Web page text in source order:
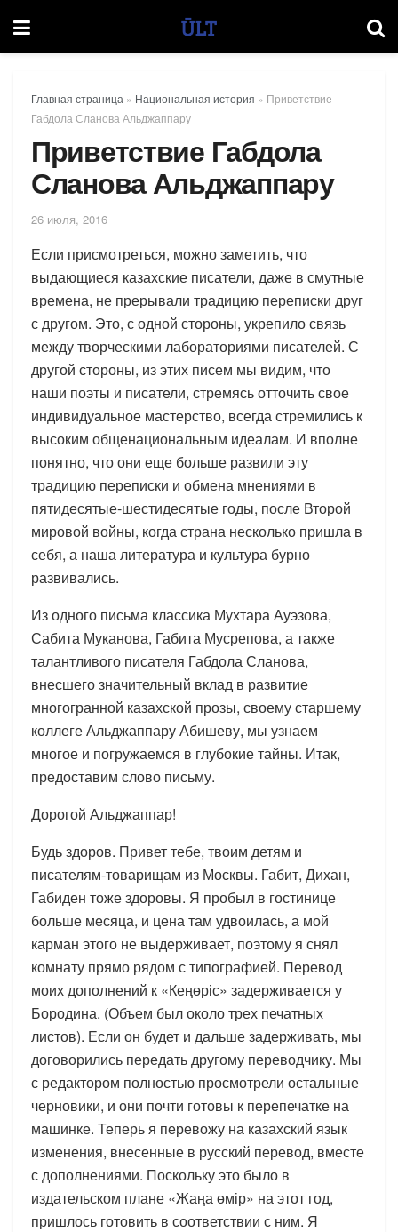
Главная страница » Национальная история » Приветствие
Габдола Сланова Альджаппару
Приветствие Габдола
Сланова Альджаппару
26 июля, 2016
Если присмотреться, можно заметить, что
выдающиеся казахские писатели, даже в смутные
времена, не прерывали традицию переписки друг
с другом. Это, с одной стороны, укрепило связь
между творческими лабораториями писателей. С
другой стороны, из этих писем мы видим, что
наши поэты и писатели, стремясь отточить свое
индивидуальное мастерство, всегда стремились к
высоким общенациональным идеалам. И вполне
понятно, что они еще больше развили эту
традицию переписки и обмена мнениями в
пятидесятые-шестидесятые годы, после Второй
мировой войны, когда страна несколько пришла в
себя, а наша литература и культура бурно
развивались.
Из одного письма классика Мухтара Ауэзова,
Сабита Муканова, Габита Мусрепова, а также
талантливого писателя Габдола Сланова,
внесшего значительный вклад в развитие
многогранной казахской прозы, своему старшему
коллеге Альджаппару Абишеву, мы узнаем
многое и погружаемся в глубокие тайны. Итак,
предоставим слово письму.
Дорогой Альджаппар!
Будь здоров. Привет тебе, твоим детям и
писателям-товарищам из Москвы. Габит, Дихан,
Габиден тоже здоровы. Я пробыл в гостинице
больше месяца, и цена там удвоилась, а мой
карман этого не выдерживает, поэтому я снял
комнату прямо рядом с типографией. Перевод
моих дополнений к «Кеңөріс» задерживается у
Бородина. (Объем был около трех печатных
листов). Если он будет и дальше задерживать, мы
договорились передать другому переводчику. Мы
с редактором полностью просмотрели остальные
черновики, и они почти готовы к перепечатке на
машинке. Теперь я перевожу на казахский язык
изменения, внесенные в русский перевод, вместе
с дополнениями. Поскольку это было в
издательском плане «Жаңа өмір» на этот год,
пришлось готовить в соответствии с ним. Я